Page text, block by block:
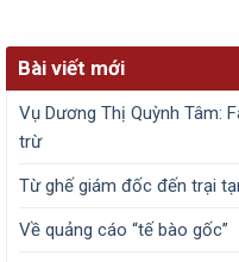
Bài viết mới
Vụ Dương Thị Quỳnh Tâm:
trừ
Từ ghế giám đốc đến trại
Về quảng cáo “tế bào gốc”